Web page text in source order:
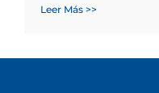
Leer Más >>